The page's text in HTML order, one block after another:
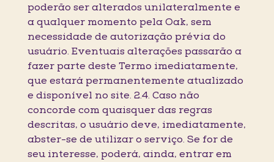
poderão ser alterados unilateralmente e
a qualquer momento pela Oak, sem
necessidade de autorização prévia do
usuário. Eventuais alterações passarão a
fazer parte deste Termo imediatamente,
que estará permanentemente atualizado
e disponível no site. 2.4. Caso não
concorde com quaisquer das regras
descritas, o usuário deve, imediatamente,
abster-se de utilizar o serviço. Se for de
seu interesse, poderá, ainda, entrar em